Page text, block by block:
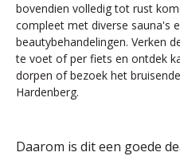
bovendien volledig tot rust
compleet met diverse sauna's
beautybehandelingen. Verken
te voet of per fiets en ontdek
dorpen of bezoek het
Hardenberg.
Daarom is dit een goede